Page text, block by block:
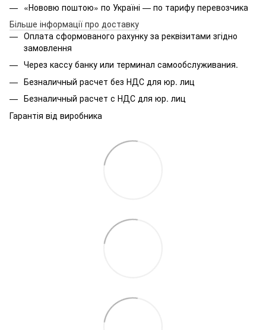
«Нововю поштою» по Україні — по тарифу перевозчика
Більше інформації про доставку
Оплата сформованого рахунку за реквізитами згідно
замовлення
Через кассу банку или терминал самообслуживания.
Безналичный расчет без НДС для юр. лиц
Безналичный расчет с НДС для юр. лиц
Гарантія від виробника